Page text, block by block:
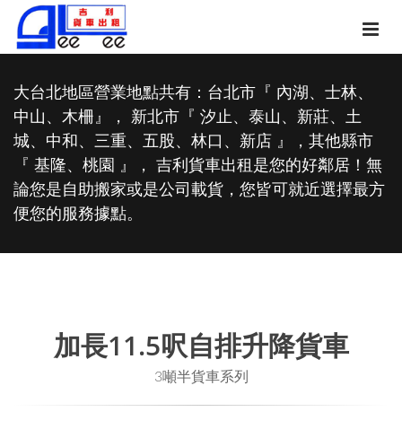
大台北地區營業地點共有：台北市『 內湖、士林、
中山、木柵』， 新北市『 汐止、泰山、新莊、土
城、中和、三重、五股、林口、新店 』，其他縣市
『 基隆、桃園 』， 吉利貨車出租是您的好鄰居！無
論您是自助搬家或是公司載貨，您皆可就近選擇最方
便您的服務據點。
加長11.5呎自排升降貨車
3噸半貨車系列